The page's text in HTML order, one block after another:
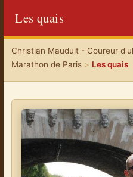
Les quais
Christian Mauduit - Coureur
Marathon de Paris> Les quais